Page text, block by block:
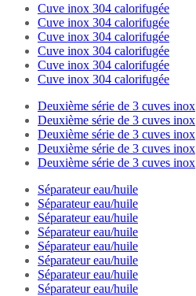
Cuve inox 304 calorifugée
Cuve inox 304 calorifugée
Cuve inox 304 calorifugée
Cuve inox 304 calorifugée
Cuve inox 304 calorifugée
Cuve inox 304 calorifugée
Deuxième série de 3 cuves inox
Deuxième série de 3 cuves inox
Deuxième série de 3 cuves inox
Deuxième série de 3 cuves inox
Deuxième série de 3 cuves inox
Séparateur eau/huile
Séparateur eau/huile
Séparateur eau/huile
Séparateur eau/huile
Séparateur eau/huile
Séparateur eau/huile
Séparateur eau/huile
Séparateur eau/huile